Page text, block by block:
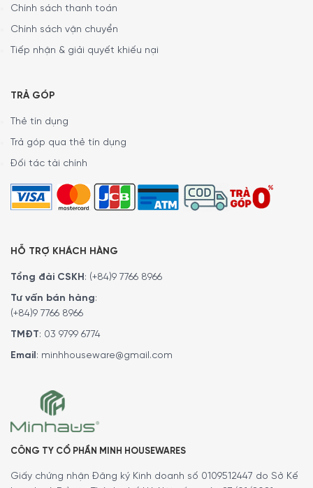
Dao – rửa và làm khô bằng tay
Thớt – có thể sử dụng máy rửa chén
Chân đế – lau sạch bằng khăn ẩm
Để đặt mua sản phẩm, Quý khách hàng vui lòng liên hệ:
Hotline:1900 6774
những tư vấn chi tiết và đặt mua sản phẩm.
gọi lại để xác nhận đơn hàng với quý khách.
Chính sách thanh toán
Chính sách vận chuyển
Tiếp nhận & giải quyết khiếu nại
TRẢ GÓP
Thẻ tín dụng
Trả góp qua thẻ tín dụng
Đối tác tài chính
HỖ TRỢ KHÁCH HÀNG
Tổng đài CSKH : (+84)9 7766 8966
Tư vấn bán hàng:
(+84)9 7766 8966
TMĐT: 03 9799 6774
Email : minhhouseware@gmail.com
CÔNG TY CỔ PHẦN MINH HOUSEWARES
Giấy chứng nhận Đăng ký Kinh doanh số 0109512447 do Sở Kế